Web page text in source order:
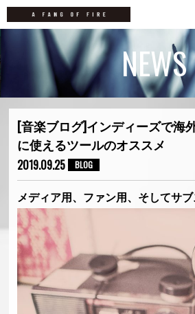
LIVE
MOVIES
DISCOGRAPHY
CONTACT
NEWS
[音楽ブログ]インディーズで海
に使えるツールのオススメ
2019.09.25 BLOG
メディア用、ファン用、そしてサ